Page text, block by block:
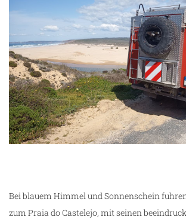
Bei blauem Himmel und Sonnenschein
zum Praia do Castelejo, mit seinen